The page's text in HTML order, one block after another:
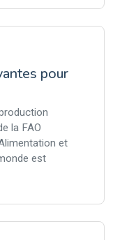
pour
la FAO
et
est